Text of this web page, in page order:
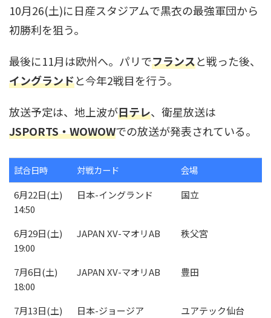
10月26(土)に日産スタジアムで黒衣の最強軍団から
初勝利を狙う。
最後に11月は欧州へ。パリでフランスと戦った後、
イングランドと今年2戦目を行う。
放送予定は、地上波が日テレ、衛星放送は
JSPORTS・WOWOWでの放送が発表されている。
試合日時 対戦カード
会場
試合日時
対戦カード 会場
6月22日(土)
14:50
日本-イングランド 国立
6月29日(土)
19:00
JAPAN XV-マオリAB 秩父宮
7月6日(土)
18:00
JAPAN XV-マオリAB 豊田
7月13日(土)
日本-ジョージア ユアテック仙台